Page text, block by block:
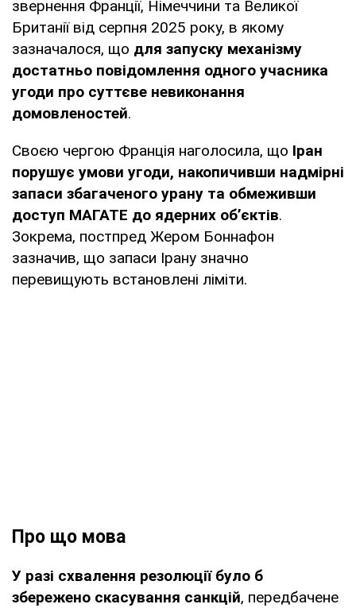
звернення Франції, Німеччини та Великої
Британії від серпня 2025 року, в якому
зазначалося, що для запуску механізму
достатньо повідомлення одного учасника
угоди про суттєве невиконання
домовленостей.
Своєю чергою Франція наголосила, що Іран
порушує умови угоди, накопичивши надмірні
запаси збагаченого урану та обмеживши
доступ МАГАТЕ до ядерних об’єктів.
Зокрема, постпред Жером Боннафон
зазначив, що запаси Ірану значно
перевищують встановлені ліміти.
Про що мова
У разі схвалення резолюції було б
збережено скасування санкцій, передбачене